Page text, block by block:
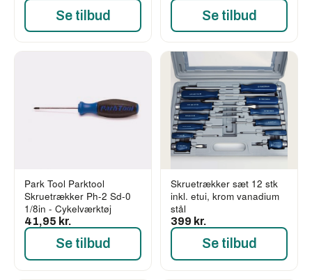
Se tilbud Se tilbud
Park Tool Parktool
Skruetrækker Ph-2 Sd-0
1/8in - Cykelværktøj
41,95 kr.
Se tilbud
Skruetrækker sæt 12 stk
inkl. etui, krom vanadium
stål
399 kr.
Se tilbud